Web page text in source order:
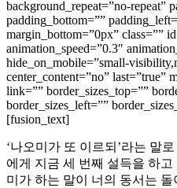
background_repeat=”no-repeat”
padding_bottom=””
margin_bottom=”0px” class=””
animation_speed=”0.3″
hide_on_mobile=”small-
center_content=”no” last=”true”
link=”” border_sizes_top=””
border_sizes_left=””
[fusion_text]
‘나오미가 또 이르되’라는 말
에게 지금 세 번째 설득을 하
미가 하는 말이 너의 동서는